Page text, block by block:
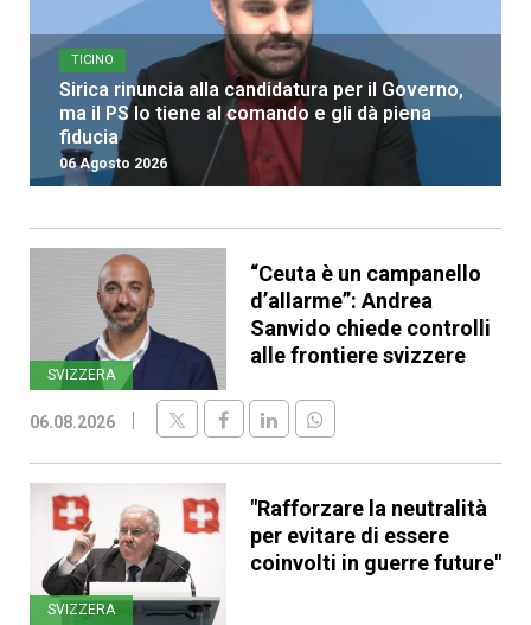
TICINO
Sirica rinuncia alla candidatura per il Governo,
ma il PS lo tiene al comando e gli dà piena
fiducia
06 Agosto 2026
SVIZZERA
“Ceuta è un campanello
d’allarme”: Andrea
Sanvido chiede controlli
alle frontiere svizzere
06.08.2026
SVIZZERA
"Rafforzare la neutralità
per evitare di essere
coinvolti in guerre future"